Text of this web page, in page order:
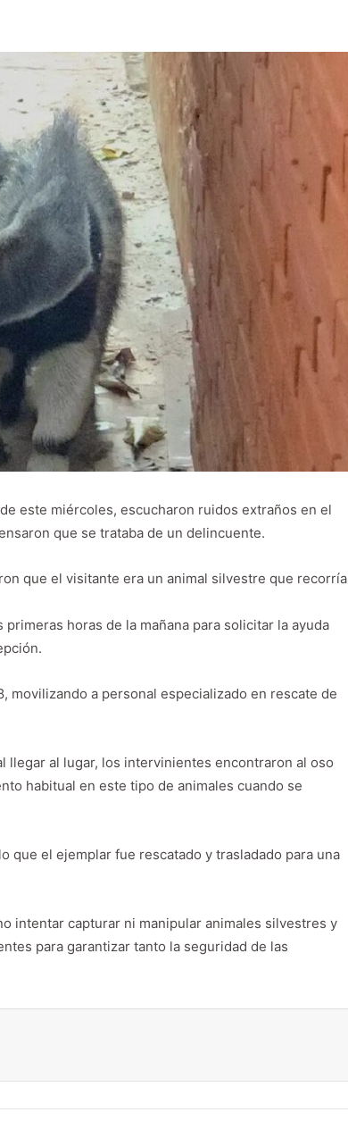
este miércoles, escucharon ruidos extraños en el
que se trataba de un delincuente.
que el visitante era un animal silvestre que recorría
horas de la mañana para solicitar la ayuda
movilizando a personal especializado en rescate de
llegar al lugar, los intervinientes encontraron al oso
habitual en este tipo de animales cuando se
que el ejemplar fue rescatado y trasladado para una
intentar capturar ni manipular animales silvestres y
para garantizar tanto la seguridad de las